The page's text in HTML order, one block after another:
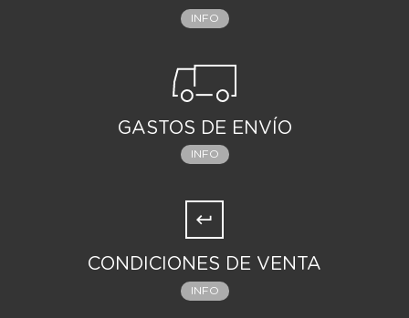
INFO
GASTOS DE ENVÍO
INFO
CONDICIONES DE VENTA
INFO